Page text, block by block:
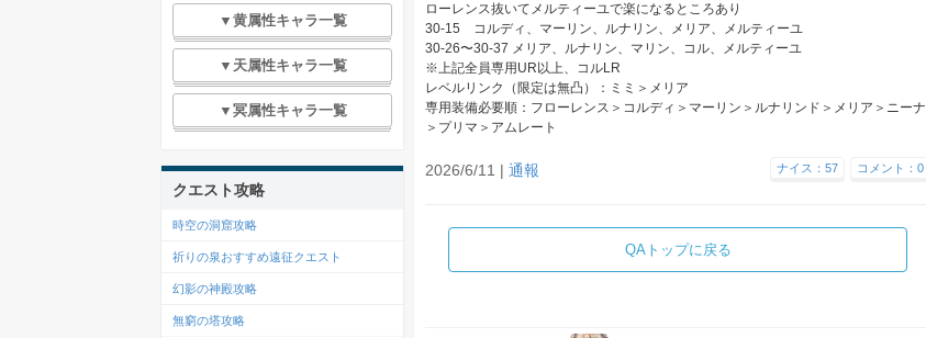
ローレンス抜いてメルティーユで楽になるところあり
30-15 コルディ、マーリン、ルナリン、メリア、メルティーユ
30-26〜30-37 メリア、ルナリン、マリン、コル、メルティーユ
※上記全員専用UR以上、コルLR
レベルリンク（限定は無凸）：ミミ＞メリア
専用装備必要順：フローレンス＞コルディ＞マーリン＞ルナリンド＞メリア＞ニーナ
＞プリマ＞アムレート
2026/6/11 | 通報 コメント：0
ナイス：57
QAトップに戻る
▼黄属性キャラ一覧
▼天属性キャラ一覧
▼冥属性キャラ一覧
クエスト攻略
時空の洞窟攻略
祈りの泉おすすめ遠征クエスト
幻影の神殿攻略
無窮の塔攻略